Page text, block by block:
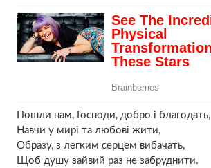
Пошли нам, Господи, добро і благодать,
Навчи у мирі та любові жити,
Образу, з легким серцем вибачать,
Щоб душу зайвий раз не забруднити.